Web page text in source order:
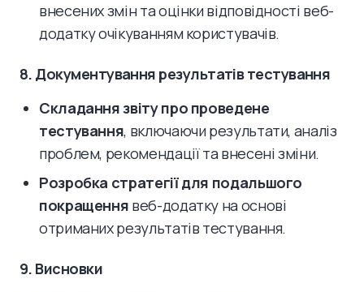
внесених змін та оцінки відповідності веб-
додатку очікуванням користувачів.
8. Документування результатів тестування
Складання звіту про проведене
тестування, включаючи результати, аналіз
проблем, рекомендації та внесені зміни.
Розробка стратегії для подальшого
покращення веб-додатку на основі
отриманих результатів тестування.
9. Висновки